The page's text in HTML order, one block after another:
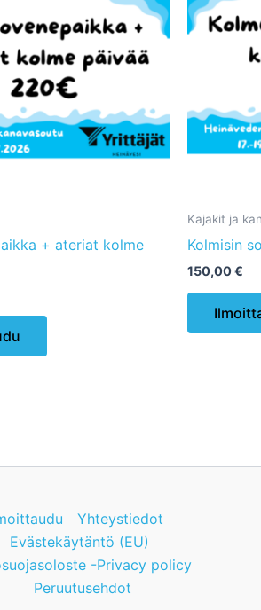
+ ateriat kolme
Kajakit ja
Kolmisin
150,00€
Yhteystiedot
Evästekäytäntö (EU)
-Privacy policy
Peruutusehdot